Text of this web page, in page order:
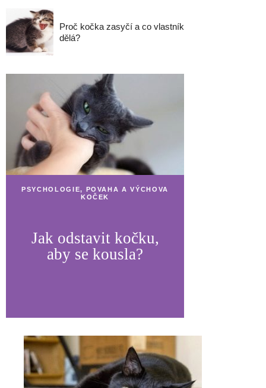
Proč kočka zasyčí a co vlastník
dělá?
PSYCHOLOGIE, POVAHA A VÝCHOVA
KOČEK
Jak odstavit kočku,
aby se kousla?